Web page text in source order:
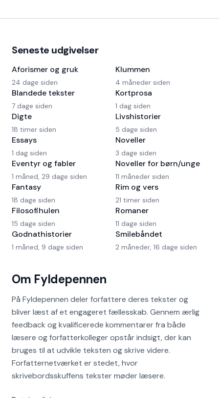
Om Fyldepennen
På Fyldepennen deler forfattere deres tekster og
bliver læst af et engageret fællesskab. Gennem ærlig
feedback og kvalificerede kommentarer fra både
læsere og forfatterkolleger opstår indsigt, der kan
bruges til at udvikle teksten og skrive videre.
Forfatternetværket er stedet, hvor
skrivebordsskuffens tekster møder læsere.
Seneste udgivelser
Aforismer og gruk
24 dage siden
Blandede tekster
7 dage siden
Digte
18 timer siden
Essays
1 dag siden
Eventyr og fabler
1 måned, 29 dage siden
Fantasy
18 dage siden
Filosofihulen
15 dage siden
Godnathistorier
1 måned, 9 dage siden
Klummen
4 måneder siden
Kortprosa
1 dag siden
Livshistorier
5 dage siden
Noveller
3 dage siden
Noveller for børn/unge
11 måneder siden
Rim og vers
21 timer siden
Romaner
11 dage siden
Smilebåndet
2 måneder, 16 dage siden